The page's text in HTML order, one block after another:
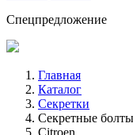
Спецпредложение
Главная
Каталог
Секретки
Секретные болты
Citroen